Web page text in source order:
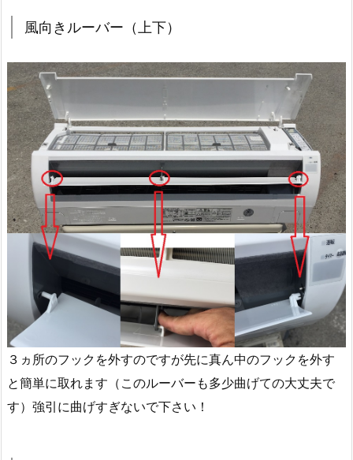
風向きルーバー（上下）
３ヵ所のフックを外すのですが先に真ん中のフックを外す
と簡単に取れます（このルーバーも多少曲げての大丈夫で
す）強引に曲げすぎないで下さい！